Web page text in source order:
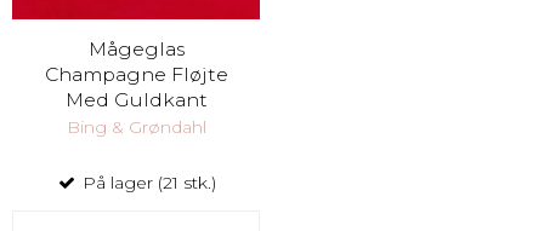
Mågeglas
Champagne Fløjte
Med Guldkant
Bing & Grøndahl
På lager (21 stk.)